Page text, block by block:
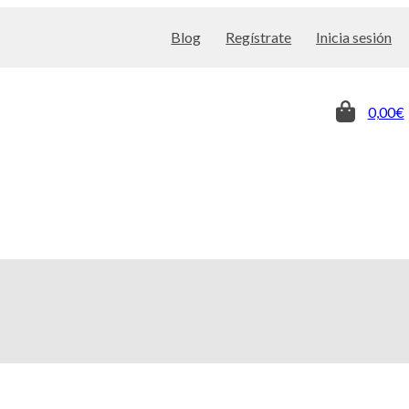
Blog Regístrate Inicia sesión
0,00€